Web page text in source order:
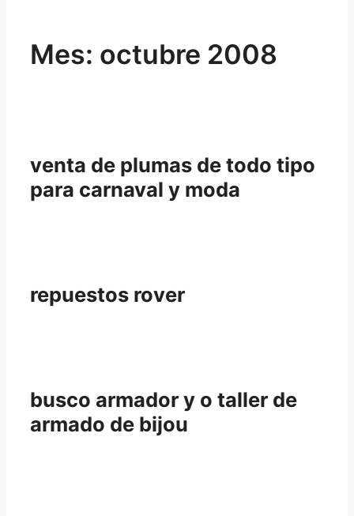
Mes: octubre 2008
venta de plumas de todo tipo
para carnaval y moda
repuestos rover
busco armador y o taller de
armado de bijou